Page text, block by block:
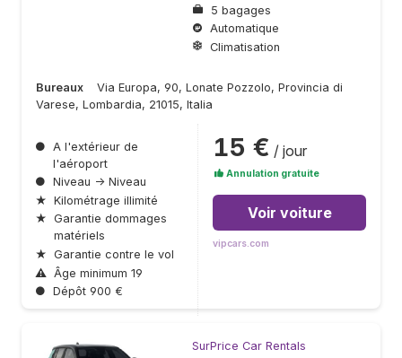
5 bagages
Automatique
Climatisation
Bureaux
Via Europa, 90, Lonate Pozzolo, Provincia di
Varese, Lombardia, 21015, Italia
● A l'extérieur de
l'aéroport
● Niveau → Niveau
★ Kilométrage illimité
★ Garantie dommages
matériels
★ Garantie contre le vol
⚠ Âge minimum 19
● Dépôt 900 €
15 € / jour
Annulation gratuite
Voir voiture
vipcars.com
SurPrice Car Rentals